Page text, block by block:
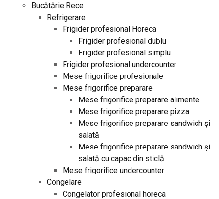
Bucătărie Rece
Refrigerare
Frigider profesional Horeca
Frigider profesional dublu
Frigider profesional simplu
Frigider profesional undercounter
Mese frigorifice profesionale
Mese frigorifice preparare
Mese frigorifice preparare alimente
Mese frigorifice preparare pizza
Mese frigorifice preparare sandwich și
salată
Mese frigorifice preparare sandwich și
salată cu capac din sticlă
Mese frigorifice undercounter
Congelare
Congelator profesional horeca